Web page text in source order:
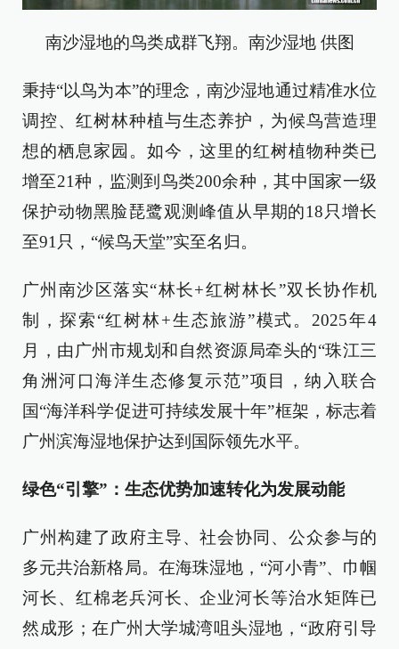
南沙湿地的鸟类成群飞翔。南沙湿地 供图
秉持“以鸟为本”的理念，南沙湿地通过精准水位
调控、红树林种植与生态养护，为候鸟营造理
想的栖息家园。如今，这里的红树植物种类已
增至21种，监测到鸟类200余种，其中国家一级
保护动物黑脸琵鹭观测峰值从早期的18只增长
至91只，“候鸟天堂”实至名归。
广州南沙区落实“林长+红树林长”双长协作机
制，探索“红树林+生态旅游”模式。2025年4
月，由广州市规划和自然资源局牵头的“珠江三
角洲河口海洋生态修复示范”项目，纳入联合
国“海洋科学促进可持续发展十年”框架，标志着
广州滨海湿地保护达到国际领先水平。
绿色“引擎”：生态优势加速转化为发展动能
广州构建了政府主导、社会协同、公众参与的
多元共治新格局。在海珠湿地，“河小青”、巾帼
河长、红棉老兵河长、企业河长等治水矩阵已
然成形；在广州大学城湾咀头湿地，“政府引导